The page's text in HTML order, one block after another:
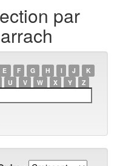
par
E F G H I J
K
U V W X Y Z